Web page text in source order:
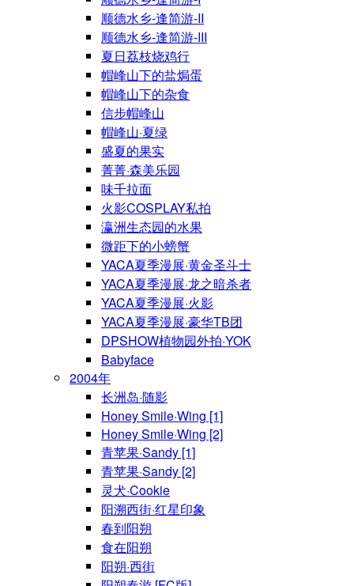
顺德水乡-逢简游-II
顺德水乡-逢简游-III
夏日荔枝烧鸡行
帽峰山下的盐焗蛋
帽峰山下的杂食
信步帽峰山
帽峰山·夏绿
盛夏的果实
菁菁·森美乐园
味千拉面
火影COSPLAY私拍
瀛洲生态园的水果
微距下的小螃蟹
YACA夏季漫展·黄金圣斗士
YACA夏季漫展·龙之暗杀者
YACA夏季漫展·火影
YACA夏季漫展·豪华TB团
DPSHOW植物园外拍·YOK
Babyface
2004年
长洲岛·随影
Honey Smile·Wing [1]
Honey Smile·Wing [2]
青苹果·Sandy [1]
青苹果·Sandy [2]
灵犬·Cookie
阳溯西街·红星印象
春到阳朔
食在阳朔
阳朔·西街